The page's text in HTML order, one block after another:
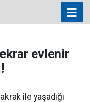
evlenir
ile yaşadığı